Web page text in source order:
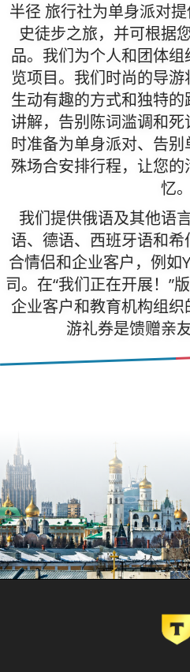
半径 旅行社为单身派对
史徒步之旅，并可根据
品。我们为个人和团体
览项目。我们时尚的导
生动有趣的方式和独特
讲解，告别陈词滥调和
时准备为单身派对、告
殊场合安排行程，让您
忆。
我们提供俄语及其他语
语、德语、西班牙语和
合情侣和企业客户，例如
司。在“我们正在开展！”
企业客户和教育机构组
游礼券是馈赠亲